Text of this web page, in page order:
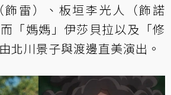
飾雷）、板垣李光人（飾諾
「媽媽」伊莎貝拉以及「修
北川景子與渡邊直美演出。